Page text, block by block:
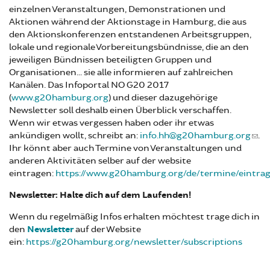
einzelnen Veranstaltungen, Demonstrationen und
Aktionen während der Aktionstage in Hamburg, die aus
den Aktionskonferenzen entstandenen Arbeitsgruppen,
lokale und regionale Vorbereitungsbündnisse, die an den
jeweiligen Bündnissen beteiligten Gruppen und
Organisationen... sie alle informieren auf zahlreichen
Kanälen. Das Infoportal NO G20 2017
(www.g20hamburg.org) und dieser dazugehörige
Newsletter soll deshalb einen Überblick verschaffen.
Wenn wir etwas vergessen haben oder ihr etwas
ankündigen wollt, schreibt an: info.hh@g20hamburg.org
.
Ihr könnt aber auch Termine von Veranstaltungen und
anderen Aktivitäten selber auf der website
eintragen: https://www.g20hamburg.org/de/termine/
Newsletter: Halte dich auf dem Laufenden!
Wenn du regelmäßig Infos erhalten möchtest trage dich in
den Newsletterauf der Website
ein: https://g20hamburg.org/newsletter/subscriptions